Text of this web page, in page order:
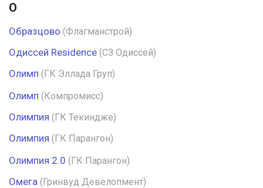
О
Образцово (Флагманстрой)
Одиссей Residence (СЗ Одиссей)
Олимп (ГК Эллада Груп)
Олимп (Компромисс)
Олимпия (ГК Текиндже)
Олимпия (ГК Парангон)
Олимпия 2.0 (ГК Парангон)
Омега (Гринвуд Девелопмент)